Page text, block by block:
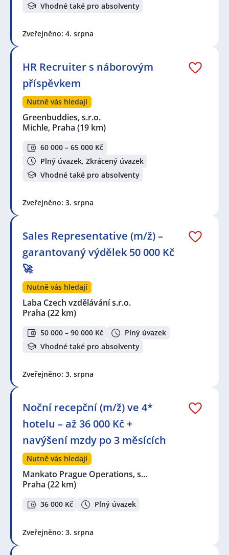
Vhodné také pro absolventy
Zveřejněno: 4. srpna
HR Recruiter s náborovým
příspěvkem
Nutně vás hledají
Greenbuddies, s.r.o.
Michle, Praha (19 km)
60 000 – 65 000 Kč
Plný úvazek, Zkrácený úvazek
Vhodné také pro absolventy
Zveřejněno: 3. srpna
Sales Representative (m/ž) –
garantovaný výdělek 50 000 Kč
🚀
Nutně vás hledají
Laba Czech vzdělávání s.r.o.
Praha (22 km)
50 000 – 90 000 Kč
Plný úvazek
Vhodné také pro absolventy
Zveřejněno: 3. srpna
Noční recepční (m/ž) ve 4*
hotelu – až 36 000 Kč +
navýšení mzdy po 3 měsících
Nutně vás hledají
Mankato Prague Operations, s…
Praha (22 km)
36 000 Kč Plný úvazek
Zveřejněno: 3. srpna